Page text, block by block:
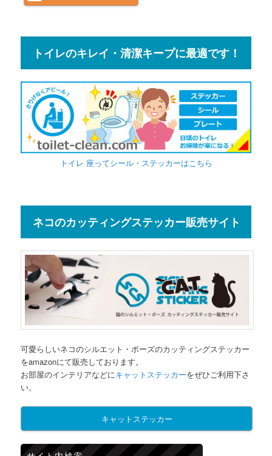
トイレのキレイ・清潔キープに最適です！
トイレ 座ってシール・ステッカーはこちら
ネコのカッティングステッカー販売サイト
可愛らしいネコのシルエット・ポーズのカッティングステッカー
をamazonにて販売しております。
お部屋のインテリアなどにキャットステッカーをぜひご利用下さ
い。
キャットステッカー